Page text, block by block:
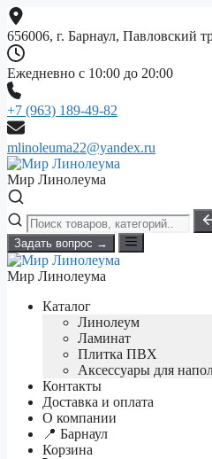
Перейти
к
содержимому
656006, г. Барнаул, Павловский
Ежедневно с 10:00 до 20:00
+7 (963) 189-49-82
mlinoleuma22@yandex.ru
Мир Линолеума
Задать вопрос →
Мир Линолеума
Каталог
Линолеум
Ламинат
Плитка ПВХ
Аксессуары для
Контакты
Доставка и оплата
О компании
📍 Барнаул
Корзина